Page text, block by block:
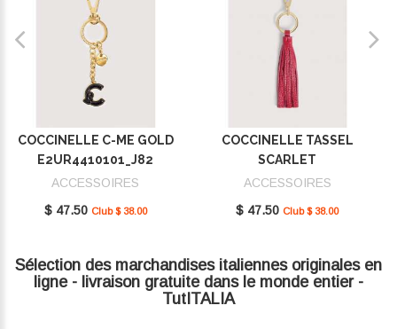
COCCINELLE C-ME GOLD
E2UR4410101_J82
ACCESSOIRES
$ 47.50 Club $ 38.00
COCCINELLE TASSEL
SCARLET
E2MU0410101_R02
ACCESSOIRES
$ 47.50 Club $ 38.00
Sélection des marchandises italiennes originales en
ligne - livraison gratuite dans le monde entier -
TutITALIA